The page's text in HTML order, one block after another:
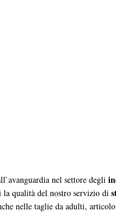
nel settore degli
qualità del nostro servizio di
nelle taglie da adulti, articolo